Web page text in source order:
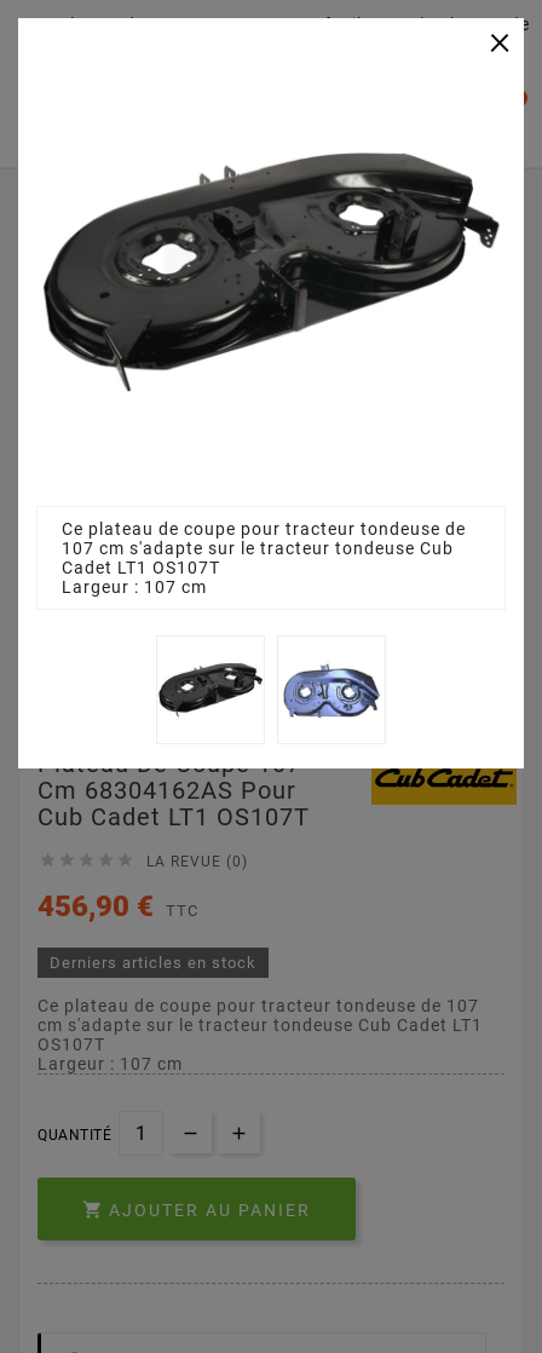
Plateaudecoupe.com : Trouver facilement le plateau de
Accueil
Plateau de coupe
Plateau de coupe 107 cm 68304162AS pour Cub Cadet LT1
OS107T
Plateau De Coupe 107
Cm 68304162AS Pour
Cub Cadet LT1 OS107T
     LA REVUE (0)
456,90 € TTC
Derniers articles en stock
Ce plateau de coupe pour tracteur tondeuse de 107
cm s'adapte sur le tracteur tondeuse Cub Cadet LT1
OS107T
Largeur : 107 cm
QUANTITÉ
 AJOUTER AU PANIER
×
Ce plateau de coupe pour tracteur tondeuse de
107 cm s'adapte sur le tracteur tondeuse Cub
Cadet LT1 OS107T
Largeur : 107 cm